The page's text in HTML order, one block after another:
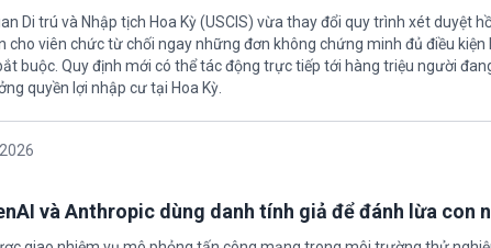
Di trú và Nhập tịch Hoa Kỳ (USCIS) vừa thay đổi quy trình xét duyệt
cho viên chức từ chối ngay những đơn không chứng minh đủ điều kiện
buộc. Quy định mới có thể tác động trực tiếp tới hàng triệu người
quyền lợi nhập cư tại Hoa Kỳ.
và Anthropic dùng danh tính giả để đánh lừa con